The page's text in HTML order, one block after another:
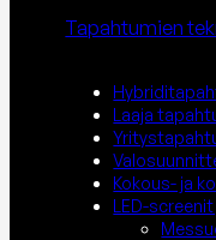
Tapahtumien
Laaja
Kokous- ja
LED-